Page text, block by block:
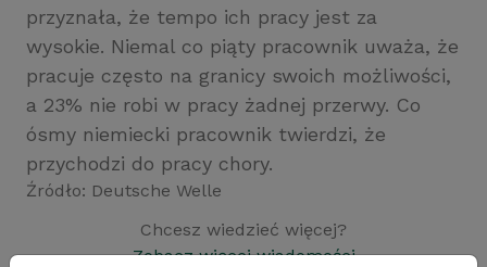
przyznała, że tempo ich pracy jest za
wysokie. Niemal co piąty pracownik uważa, że
pracuje często na granicy swoich możliwości,
a 23% nie robi w pracy żadnej przerwy. Co
ósmy niemiecki pracownik twierdzi, że
przychodzi do pracy chory.
Źródło: Deutsche Welle
Chcesz wiedzieć więcej?
Zobacz więcej wiadomości